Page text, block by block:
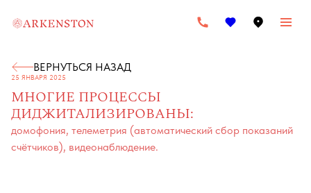
ВЕРНУТЬСЯ НАЗАД
25 ЯНВАРЯ 2025
МНОГИЕ ПРОЦЕССЫ
ДИДЖИТАЛИЗИРОВАНЫ:
домофония, телеметрия (автоматический сбор показаний
счётчиков), видеонаблюдение.